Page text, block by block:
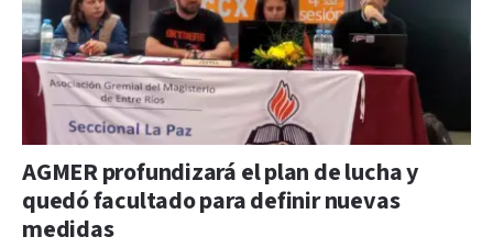
AGMER profundizará el plan de lucha y
quedó facultado para definir nuevas
medidas